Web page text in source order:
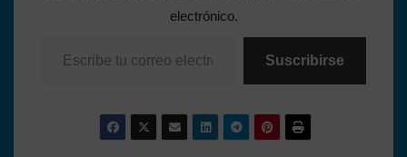
electrónico.
Suscribirse